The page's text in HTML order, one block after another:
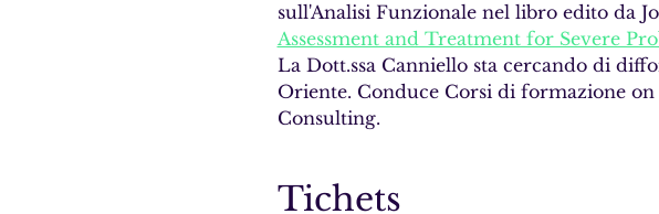
sull'Analisi Funzionale nel libro edito da
Assessment and Treatment for Severe
La Dott.ssa Canniello sta cercando di
Oriente. Conduce Corsi di formazione
Consulting.
Tichets